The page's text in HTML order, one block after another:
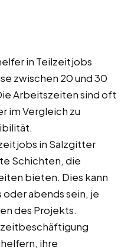
in Teilzeitjobs
zwischen 20 und 30
Arbeitszeiten sind oft
im Vergleich zu
in Salzgitter
Schichten, die
bieten. Dies kann
abends sein, je
des Projekts.
ihre